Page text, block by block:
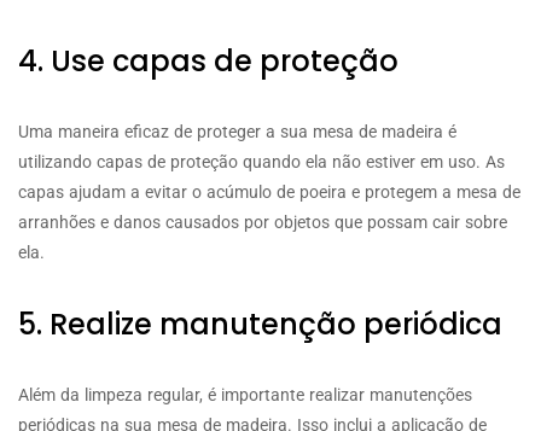
4. Use capas de proteção
Uma maneira eficaz de proteger a sua mesa de madeira é
utilizando capas de proteção quando ela não estiver em uso. As
capas ajudam a evitar o acúmulo de poeira e protegem a mesa de
arranhões e danos causados por objetos que possam cair sobre
ela.
5. Realize manutenção periódica
Além da limpeza regular, é importante realizar manutenções
periódicas na sua mesa de madeira. Isso inclui a aplicação de